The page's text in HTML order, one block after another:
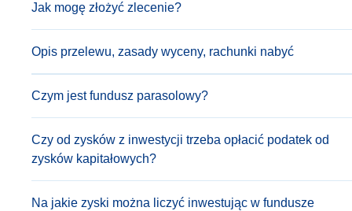
Jak mogę złożyć zlecenie?
Opis przelewu, zasady wyceny, rachunki nabyć
Czym jest fundusz parasolowy?
Czy od zysków z inwestycji trzeba opłacić podatek od
zysków kapitałowych?
Na jakie zyski można liczyć inwestując w fundusze